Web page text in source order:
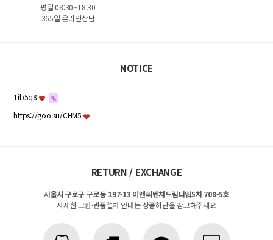
평일 08:30~18:30
365일 온라인상담
NOTICE
1ib5q8
https://goo.su/CHM5
RETURN / EXCHANGE
서울시 구로구 구로동 197-13 이앤씨벤처드림타워5차 708-5호
자세한 교환·반품절차 안내는 상품하단을 참고해주세요